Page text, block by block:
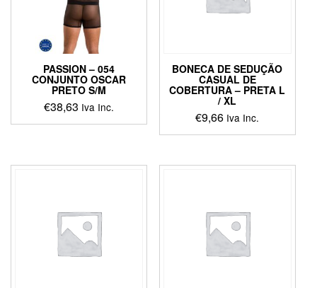
PASSION – 054
CONJUNTO OSCAR
PRETO S/M
€38,63 Iva Inc.
This
multiple
options
may
be
chosen
BONECA DE SEDUÇÃO
CASUAL DE
COBERTURA – PRETA L
/ XL
€9,66 Iva Inc.
This
has
options
may